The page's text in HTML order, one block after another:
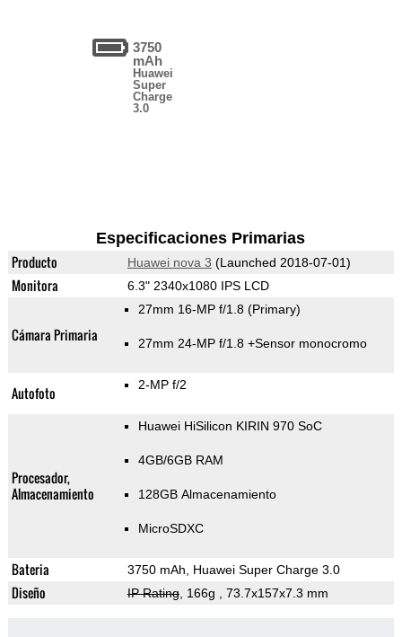
3750
mAh
Huawei
Super
Charge
3.0
Especificaciones Primarias
Producto Huawei nova 3 (Launched 2018-07-01)
Monitora 6.3" 2340x1080 IPS LCD
Cámara Primaria
27mm 16-MP f/1.8 (Primary)
27mm 24-MP f/1.8 +Sensor monocromo
Autofoto 2-MP f/2
Procesador,
Almacenamiento
Huawei HiSilicon KIRIN 970 SoC
4GB/6GB RAM
128GB Almacenamiento
MicroSDXC
Bateria 3750 mAh, Huawei Super Charge 3.0
Diseño IP Rating, 166g , 73.7x157x7.3 mm